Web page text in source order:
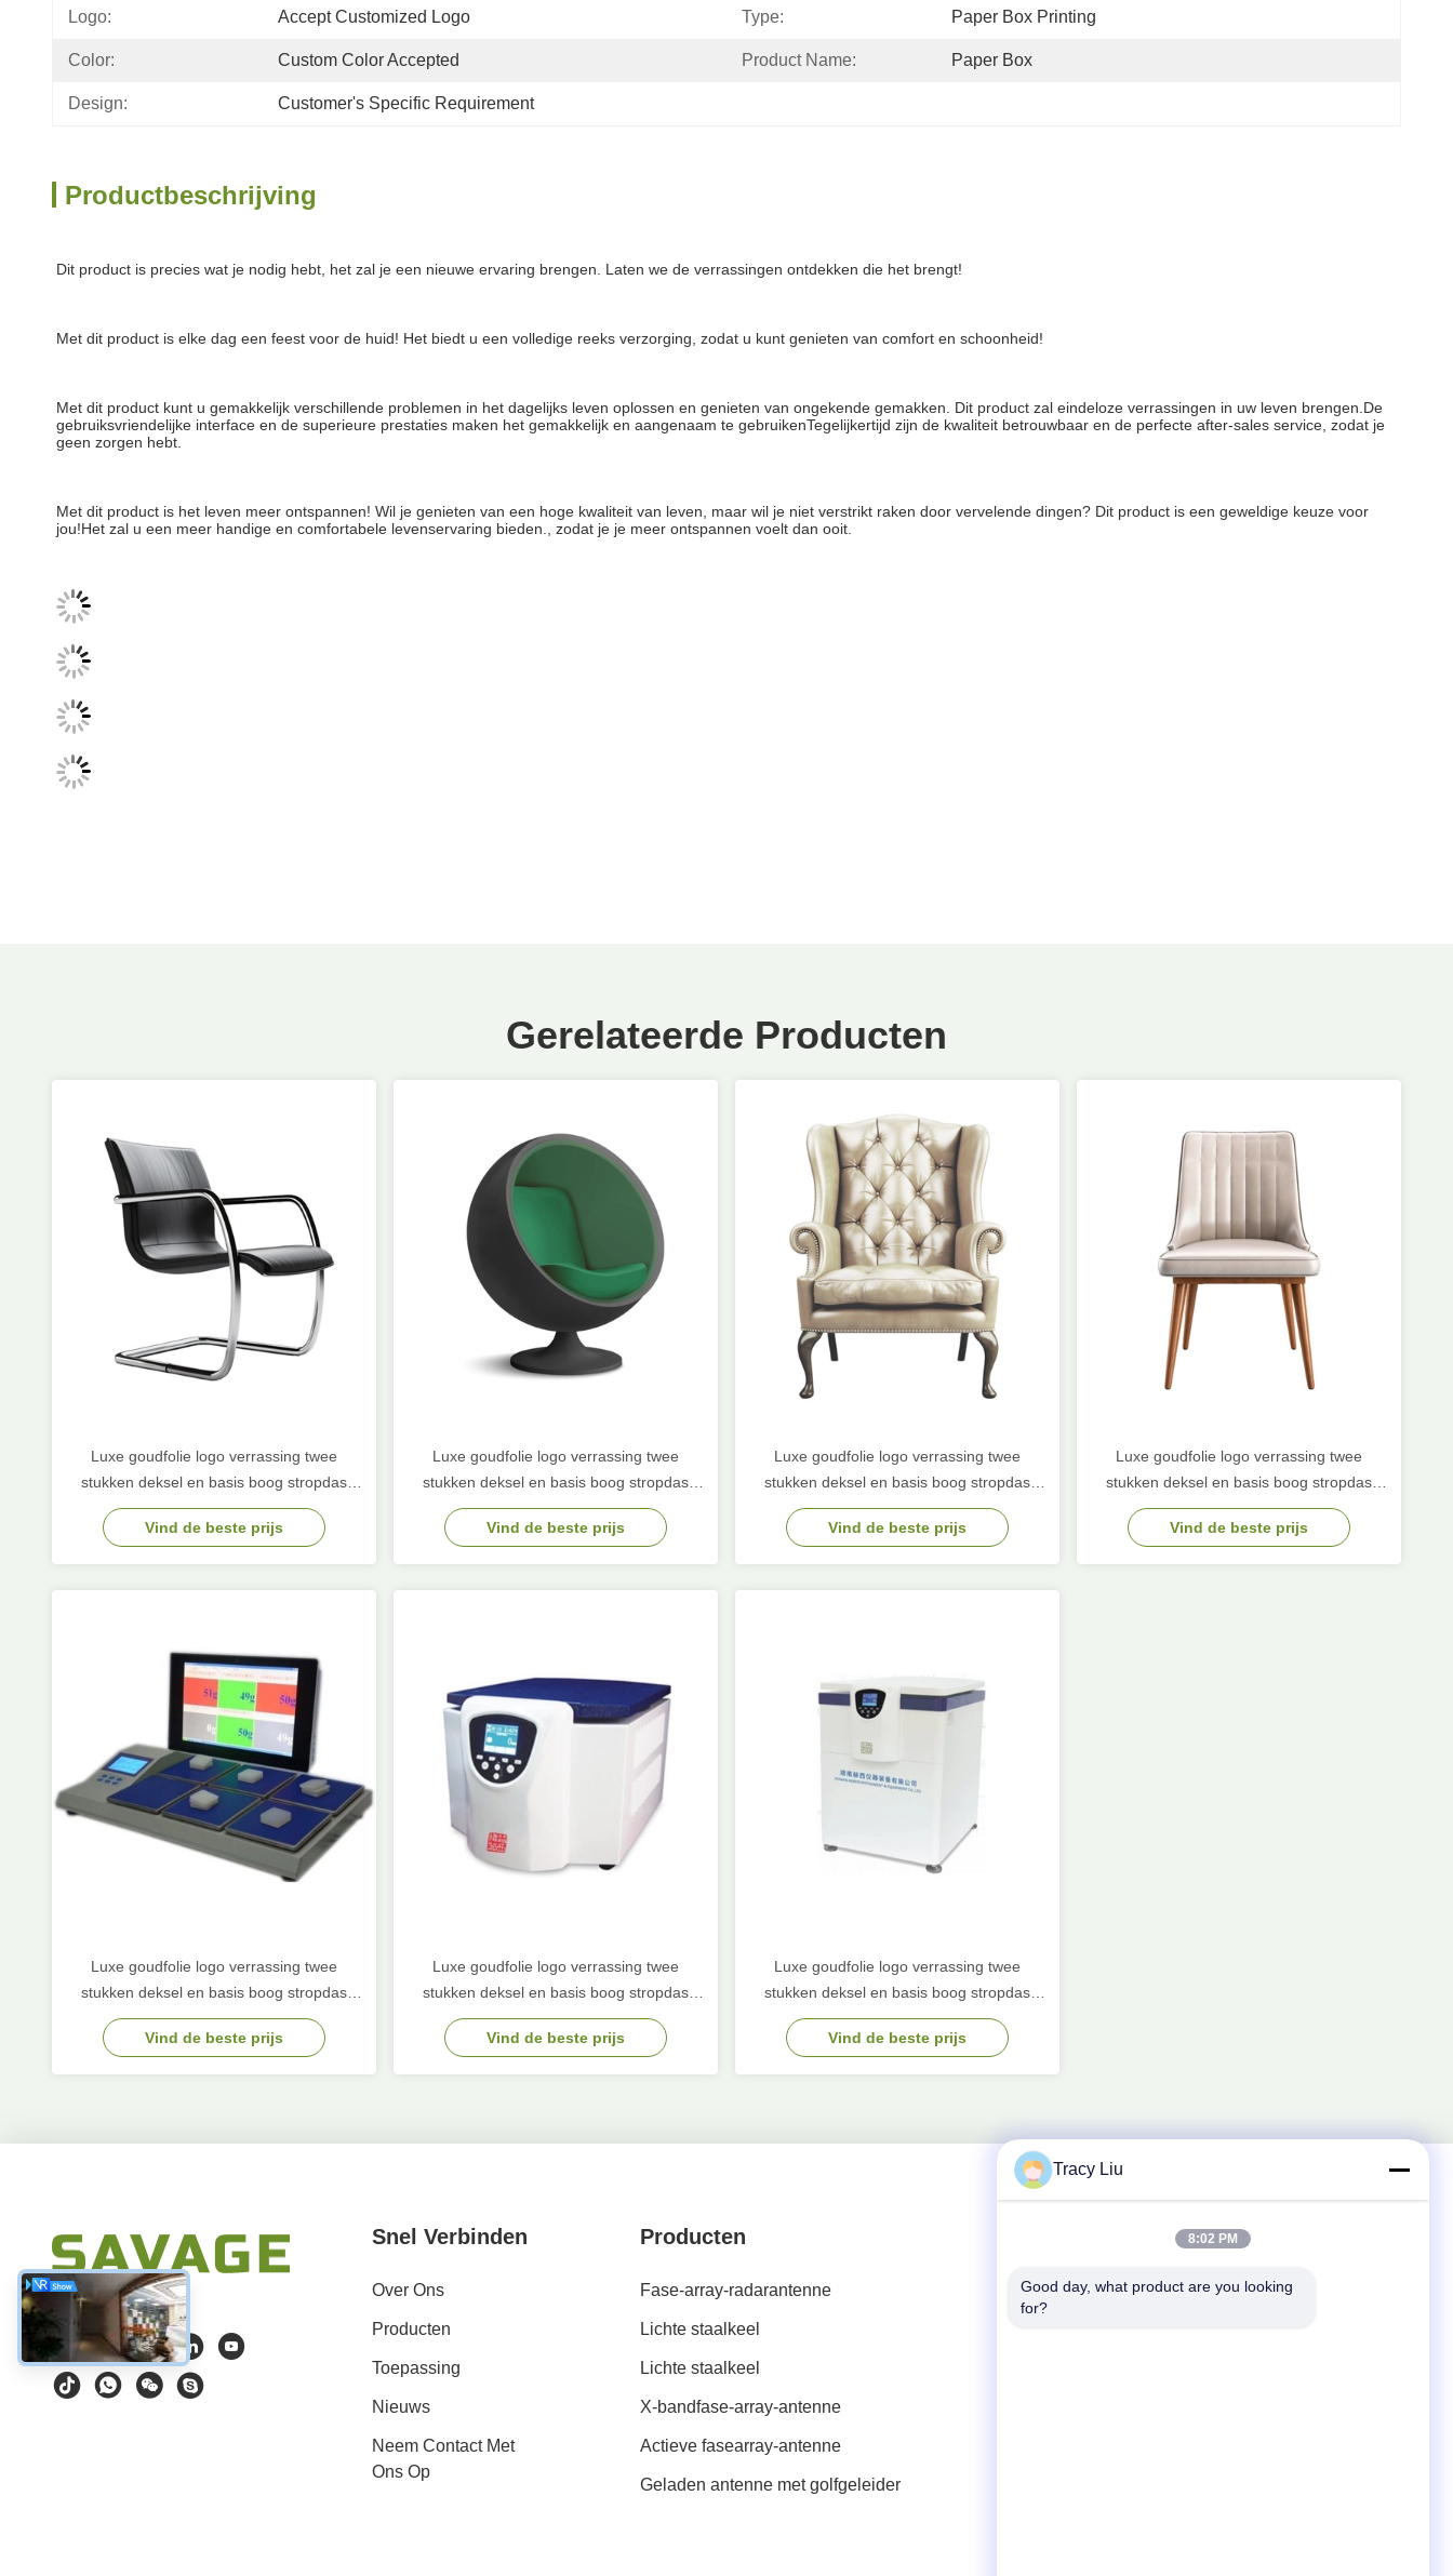
Logo: Accept Customized Logo Type: Paper Box Printing
Color: Custom Color Accepted Product Name: Paper Box
Design: Customer's Specific Requirement
Productbeschrijving
Dit product is precies wat je nodig hebt, het zal je een nieuwe ervaring brengen. Laten we de verrassingen ontdekken die het brengt!
Met dit product is elke dag een feest voor de huid! Het biedt u een volledige reeks verzorging, zodat u kunt genieten van comfort en schoonheid!
Met dit product kunt u gemakkelijk verschillende problemen in het dagelijks leven oplossen en genieten van ongekende gemakken. Dit product zal eindeloze verrassingen in uw leven brengen.De
gebruiksvriendelijke interface en de superieure prestaties maken het gemakkelijk en aangenaam te gebruikenTegelijkertijd zijn de kwaliteit betrouwbaar en de perfecte after-sales service, zodat je
geen zorgen hebt.
Met dit product is het leven meer ontspannen! Wil je genieten van een hoge kwaliteit van leven, maar wil je niet verstrikt raken door vervelende dingen? Dit product is een geweldige keuze voor
jou!Het zal u een meer handige en comfortabele levenservaring bieden., zodat je je meer ontspannen voelt dan ooit.
Gerelateerde Producten
Luxe goudfolie logo verrassing twee
stukken deksel en basis boog stropdas
karton verjaardag cadeau papier
verpakkingsdoos
Vind de beste prijs
Luxe goudfolie logo verrassing twee
stukken deksel en basis boog stropdas
karton verjaardag cadeau papier
verpakkingsdoos
Vind de beste prijs
Luxe goudfolie logo verrassing twee
stukken deksel en basis boog stropdas
karton verjaardag cadeau papier
verpakkingsdoos
Vind de beste prijs
Luxe goudfolie logo verrassing twee
stukken deksel en basis boog stropdas
karton verjaardag cadeau papier
verpakkingsdoos
Vind de beste prijs
Luxe goudfolie logo verrassing twee
stukken deksel en basis boog stropdas
karton verjaardag cadeau papier
verpakkingsdoos
Vind de beste prijs
Luxe goudfolie logo verrassing twee
stukken deksel en basis boog stropdas
karton verjaardag cadeau papier
verpakkingsdoos
Vind de beste prijs
Luxe goudfolie logo verrassing twee
stukken deksel en basis boog stropdas
karton verjaardag cadeau papier
verpakkingsdoos
Vind de beste prijs
Snel Verbinden
Over Ons
Producten
Toepassing
Nieuws
Neem Contact Met
Ons Op
Producten
Fase-array-radarantenne
Lichte staalkeel
Lichte staalkeel
X-bandfase-array-antenne
Actieve fasearray-antenne
Geladen antenne met golfgeleider
Adres
Tracy Liu
8:02 PM
Good day, what product are you looking
for?